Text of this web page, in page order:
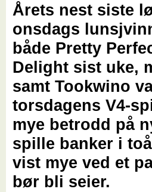
Årets nest siste
onsdags
både Pretty
Delight sist uke,
samt Tookwino
torsdagens V4-
mye betrodd på
spille banker i
vist mye ved et
bør bli seier.